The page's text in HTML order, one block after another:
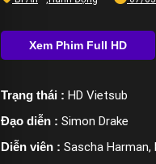
Trạng thái : HD Vietsub
Đạo diễn : Simon Drake
Diễn viên : Sascha Harman,